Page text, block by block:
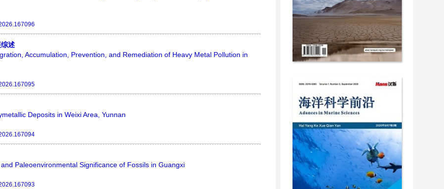
述
Accumulation, Prevention, and Remediation of Heavy Metal Pollution in
Deposits in Weixi Area, Yunnan
Paleoenvironmental Significance of Fossils in Guangxi